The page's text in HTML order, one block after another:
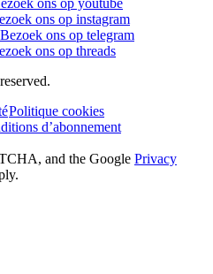
ons op instagram
Bezoek ons op telegram
ons op threads
Politique cookies
d’abonnement
and the Google Privacy